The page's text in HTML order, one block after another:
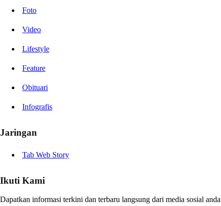
Foto
Video
Lifestyle
Feature
Obituari
Infografis
Jaringan
Tab Web Story
Ikuti Kami
Dapatkan informasi terkini dan terbaru langsung dari media sosial anda